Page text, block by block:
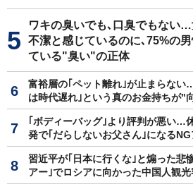
ワキの臭いでも､口臭でもない
不潔と感じているのに､75%の
ている"臭い"の正体
富裕層の｢ペット離れ｣が止まらな
は時代遅れ｣という真のお金持ちが"
｢ボディーバッグ｣より評判が悪い…
発で｢だらしないお父さん｣になる
習近平が｢日本に行くな｣と煽った悲
アー｣でロシアに向かった中国人観